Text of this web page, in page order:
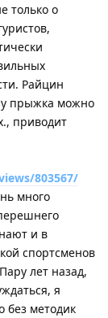
только о
Райцин
прыжка можно
приводит
803567/
много
и в
спортсменов
лет назад,
я
без методик